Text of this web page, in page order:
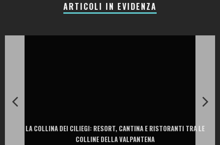
ARTICOLI IN EVIDENZA
LA COLLINA DEI CILIEGI: RESORT, CANTINA E RISTORANTI TRA LE
COLLINE DELLA VALPANTENA